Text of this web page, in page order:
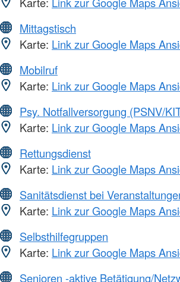
Mittagstisch
Karte: Link zur Google Maps
Mobilruf
Karte: Link zur Google Maps
Psy. Notfallversorgung (PSNV/
Karte: Link zur Google Maps
Rettungsdienst
Karte: Link zur Google Maps
Sanitätsdienst bei
Karte: Link zur Google Maps
Selbsthilfegruppen
Karte: Link zur Google Maps
Senioren -aktive Betätigung/